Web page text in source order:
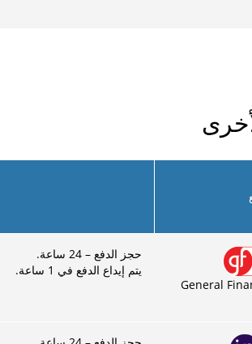
General
حجز الدفع – 24 ساعة.
يتم إيداع الدفع في 1 ساعة.